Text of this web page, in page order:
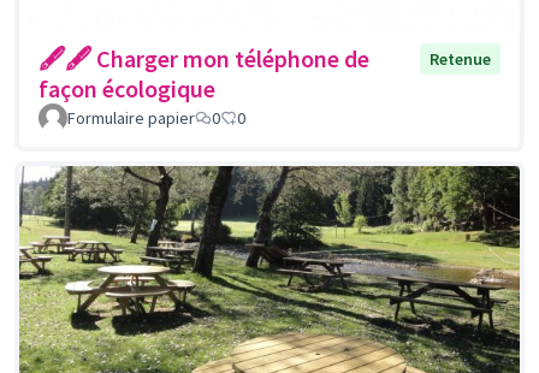
🖋🖋 Charger mon téléphone de
façon écologique
Retenue
Formulaire papier 0 0